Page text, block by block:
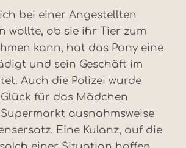
bei einer Angestellten
wollte, ob sie ihr Tier zum
kann, hat das Pony eine
und sein Geschäft im
Auch die Polizei wurde
für das Mädchen
ausnahmsweise
Eine Kulanz, auf die